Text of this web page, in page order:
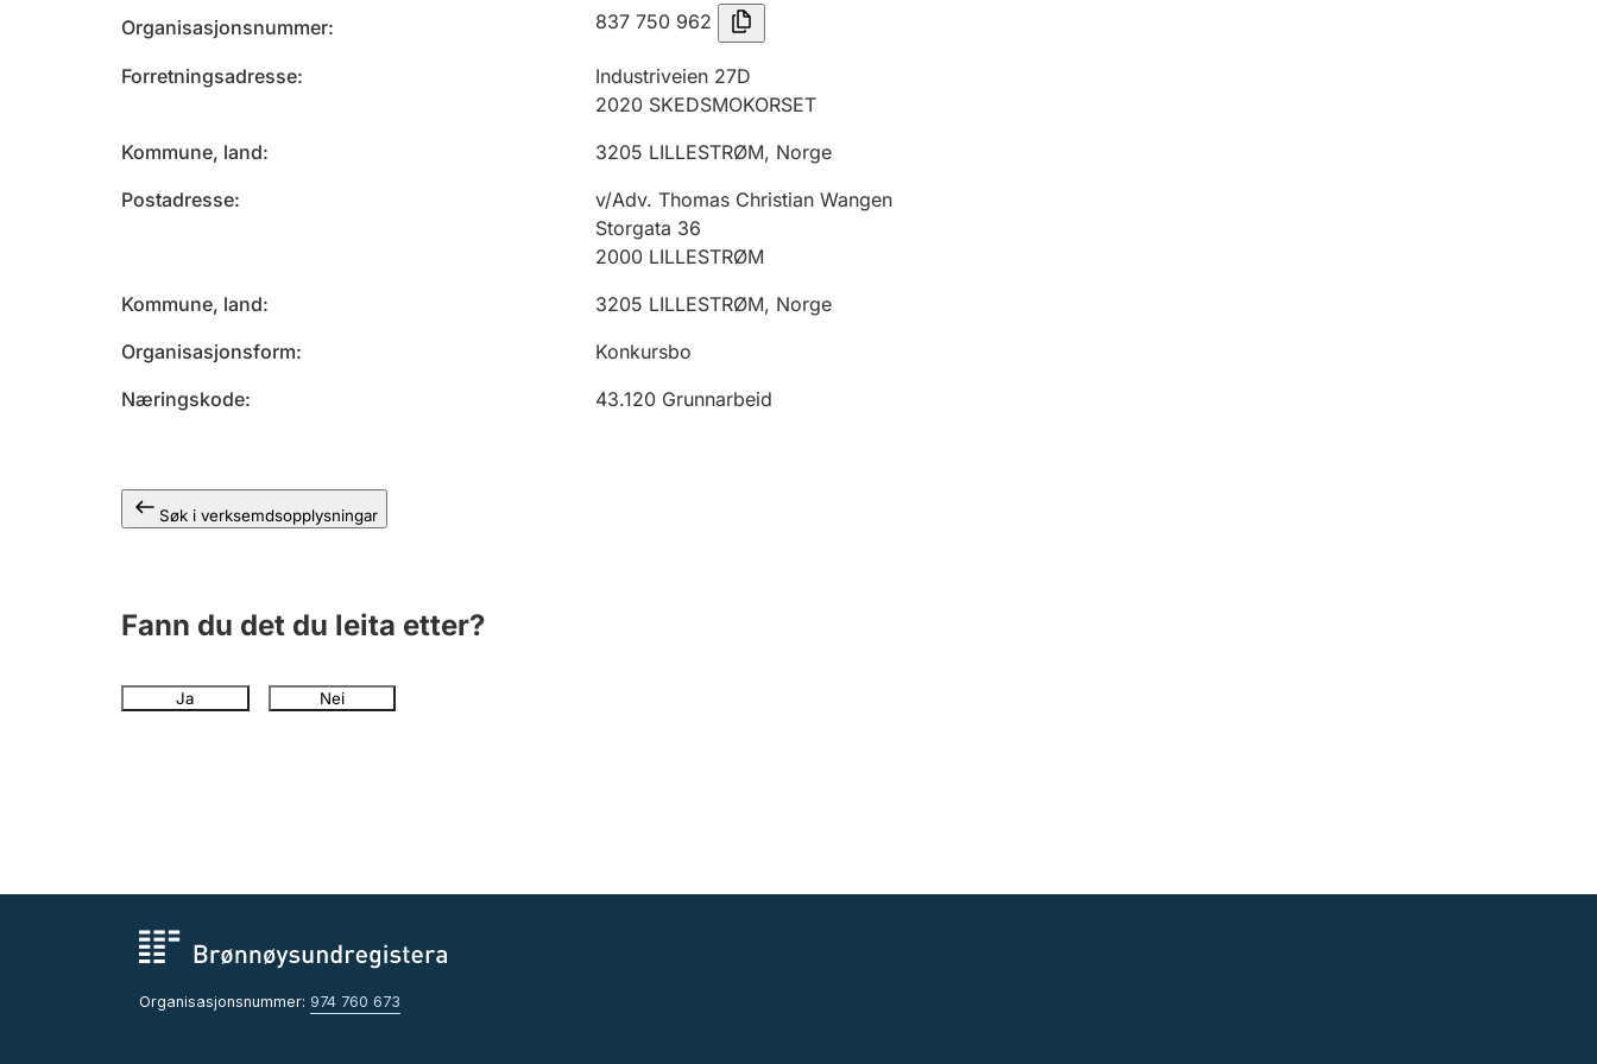
Organisasjonsnummer 837 750 962
Forretningsadresse
Industriveien 27D
2020 SKEDSMOKORSET
Kommune, land
3205 LILLESTRØM, Norge
Postadresse
v/Adv. Thomas Christian Wangen
Storgata 36
2000 LILLESTRØM
Kommune, land
3205 LILLESTRØM, Norge
Organisasjonsform
Konkursbo
Næringskode
43.120 Grunnarbeid
Søk i verksemdsopplysningar
Fann du det du leita etter?
Ja Nei
Organisasjonsnummer: 974 760 673